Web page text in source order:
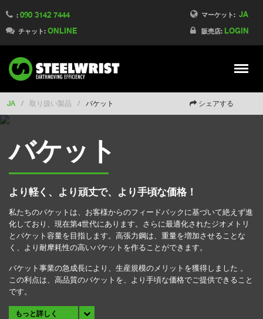
マーケット: JA
販売店: LOGIN
: 090 3142 7444
チャット: ONLINE
Meny
Switch to Finland
Switch to Denmark
Switch to China
Switch to Australia
Change market
JA / 取り扱い製品 / バケット シェアする
バケット
より軽く、より頑丈で、より手頃な価格！
私たちのバケットは、お客様からのフィードバックに基づいて絶えず進
化しており、現在第4世代にあります。さらに最適化されたジオメトリ
とバケット容量を目指します。高張力鋼は、重量を増加させることな
く、より耐摩耗性の高いバケットを作ることができます。
バケット事業の急成長により、生産規模のメリットを獲得しました 。
この利点は、高品質のバケットを、より手頃な価格でご提供できること
です。
もっと詳しく